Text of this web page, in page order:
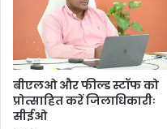
बीएलओ और फील्ड स्टॉफ को
प्रोत्साहित करें जिलाधिकारीः
सीईओ